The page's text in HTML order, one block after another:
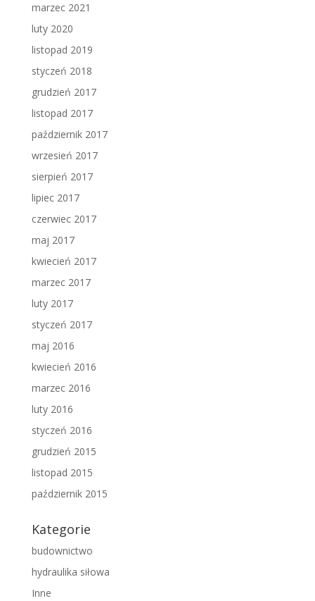
marzec 2021
luty 2020
listopad 2019
styczeń 2018
grudzień 2017
listopad 2017
październik 2017
wrzesień 2017
sierpień 2017
lipiec 2017
czerwiec 2017
maj 2017
kwiecień 2017
marzec 2017
luty 2017
styczeń 2017
maj 2016
kwiecień 2016
marzec 2016
luty 2016
styczeń 2016
grudzień 2015
listopad 2015
październik 2015
Kategorie
budownictwo
hydraulika siłowa
Inne